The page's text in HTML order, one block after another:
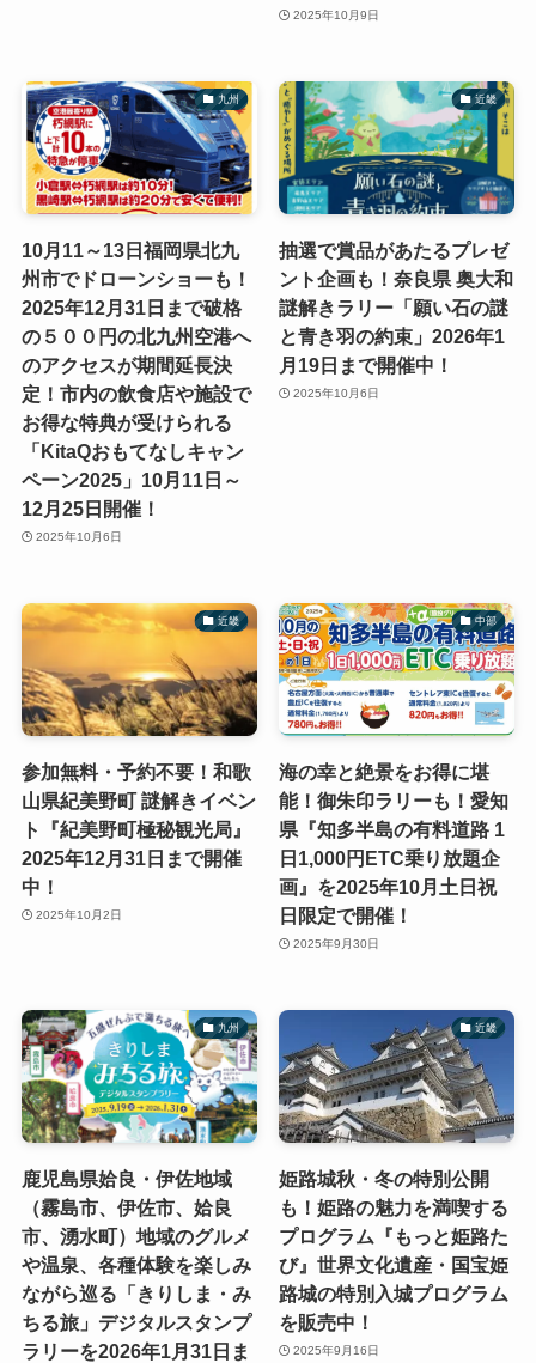
2025年10月9日
九州
10月11～13日福岡県北九
州市でドローンショーも！
2025年12月31日まで破格
の５００円の北九州空港へ
のアクセスが期間延長決
定！市内の飲食店や施設で
お得な特典が受けられる
「KitaQおもてなしキャン
ペーン2025」10月11日～
12月25日開催！
2025年10月6日
近畿
抽選で賞品があたるプレゼ
ント企画も！奈良県 奥大和
謎解きラリー「願い石の謎
と青き羽の約束」2026年1
月19日まで開催中！
2025年10月6日
近畿
参加無料・予約不要！和歌
山県紀美野町 謎解きイベン
ト『紀美野町極秘観光局』
2025年12月31日まで開催
中！
2025年10月2日
中部
海の幸と絶景をお得に堪
能！御朱印ラリーも！愛知
県『知多半島の有料道路 1
日1,000円ETC乗り放題企
画』を2025年10月土日祝
日限定で開催！
2025年9月30日
九州
鹿児島県姶良・伊佐地域
（霧島市、伊佐市、姶良
市、湧水町）地域のグルメ
や温泉、各種体験を楽しみ
ながら巡る「きりしま・み
ちる旅」デジタルスタンプ
ラリーを2026年1月31日ま
近畿
姫路城秋・冬の特別公開
も！姫路の魅力を満喫する
プログラム『もっと姫路た
び』世界文化遺産・国宝姫
路城の特別入城プログラム
を販売中！
2025年9月16日